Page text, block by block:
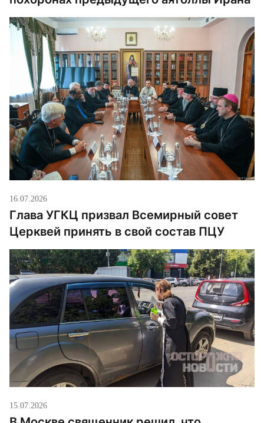
16.07.2026
Глава УГКЦ призвал Всемирный совет
Церквей принять в свой состав ПЦУ
15.07.2026